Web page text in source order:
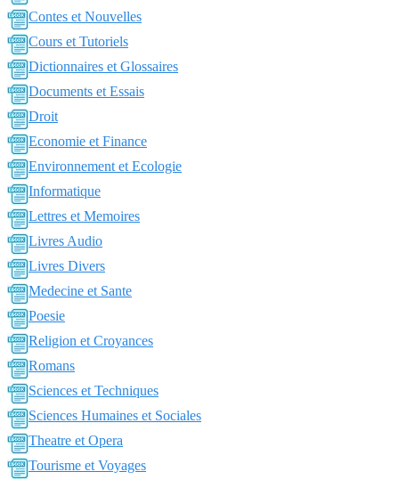
Contes et Nouvelles
Cours et Tutoriels
Dictionnaires et Glossaires
Documents et Essais
Droit
Economie et Finance
Environnement et Ecologie
Informatique
Lettres et Memoires
Livres Audio
Livres Divers
Medecine et Sante
Poesie
Religion et Croyances
Romans
Sciences et Techniques
Sciences Humaines et Sociales
Theatre et Opera
Tourisme et Voyages